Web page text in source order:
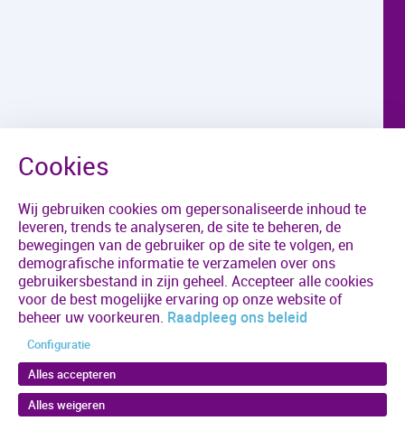
Wij gebruiken cookies om gepersonaliseerde inhoud te
leveren, trends te analyseren, de site te beheren, de
bewegingen van de gebruiker op de site te volgen, en
demografische informatie te verzamelen over ons
gebruikersbestand in zijn geheel. Accepteer alle cookies
voor de best mogelijke ervaring op onze website of
beheer uw voorkeuren. Raadpleeg ons beleid
Configuratie
Alles accepteren
Alles weigeren